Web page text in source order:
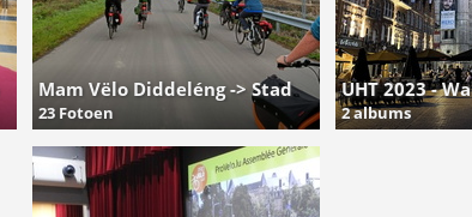
Mam Vëlo Diddeléng -> Stad
23 Fotoen
UHT 2023 -
2 albums